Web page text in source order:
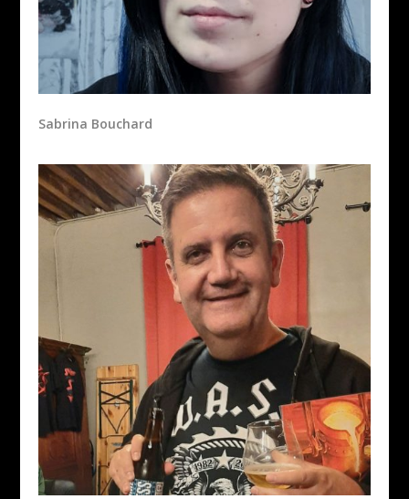
Sabrina Bouchard